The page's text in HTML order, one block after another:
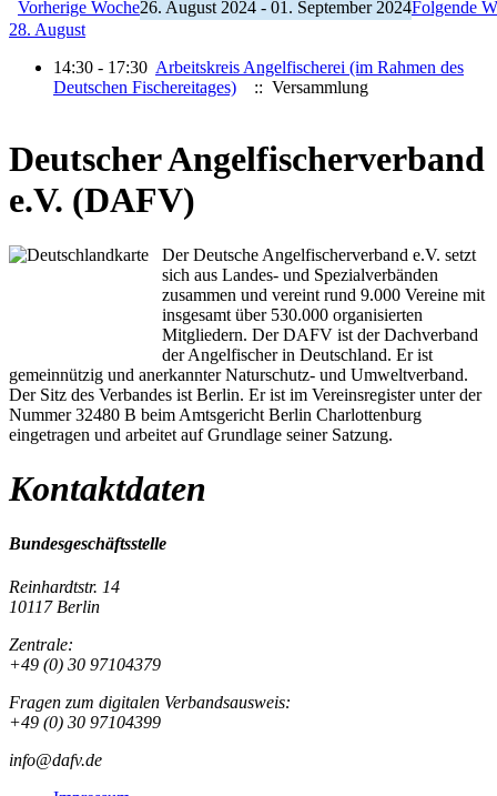
Vorherige Woche26. August 2024 - 01. September 2024Folgende
28. August
14:30 - 17:30 Arbeitskreis Angelfischerei (im Rahmen des
Deutschen Fischereitages)
:: Versammlung
Deutscher Angelfischerverband
e.V. (DAFV)
Der Deutsche Angelfischerverband e.V. setzt
sich aus Landes- und Spezialverbänden
zusammen und vereint rund 9.000 Vereine mit
insgesamt über 530.000 organisierten
Mitgliedern. Der DAFV ist der Dachverband
der Angelfischer in Deutschland. Er ist
gemeinnützig und anerkannter Naturschutz- und Umweltverband.
Der Sitz des Verbandes ist Berlin. Er ist im Vereinsregister unter der
Nummer 32480 B beim Amtsgericht Berlin Charlottenburg
eingetragen und arbeitet auf Grundlage seiner Satzung.
Kontaktdaten
Bundesgeschäftsstelle
Reinhardtstr. 14
10117 Berlin
Zentrale:
+49 (0) 30 97104379
Fragen zum digitalen Verbandsausweis:
+49 (0) 30 97104399
info@dafv.de